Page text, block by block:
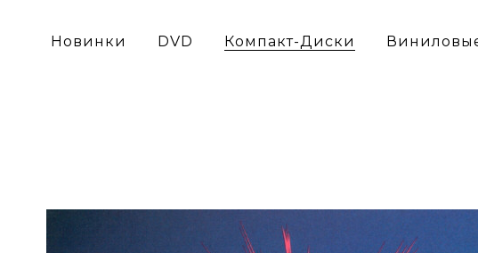
Новинки DVD Компакт-Диски